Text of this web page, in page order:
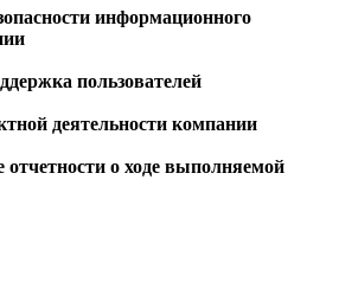
информационного
пользователей
деятельности компании
о ходе выполняемой